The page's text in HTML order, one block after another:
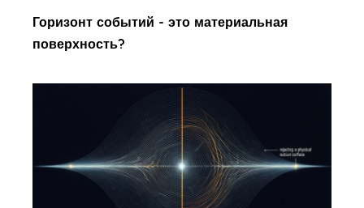
Горизонт событий - это материальная
поверхность?